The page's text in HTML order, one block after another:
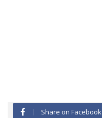
Share on Facebook